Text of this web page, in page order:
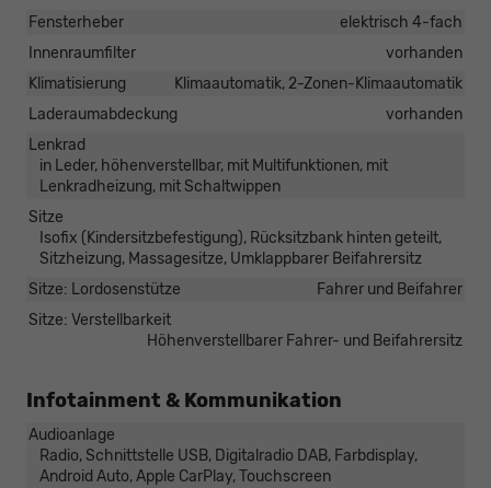
Fensterheber
elektrisch 4-fach
Innenraumfilter
vorhanden
Klimatisierung
Klimaautomatik, 2-Zonen-Klimaautomatik
Laderaumabdeckung
vorhanden
Lenkrad
in Leder, höhenverstellbar, mit Multifunktionen, mit
Lenkradheizung, mit Schaltwippen
Sitze
Isofix (Kindersitzbefestigung), Rücksitzbank hinten geteilt,
Sitzheizung, Massagesitze, Umklappbarer Beifahrersitz
Sitze: Lordosenstütze
Fahrer und Beifahrer
Sitze: Verstellbarkeit
Höhenverstellbarer Fahrer- und Beifahrersitz
Infotainment & Kommunikation
Audioanlage
Radio, Schnittstelle USB, Digitalradio DAB, Farbdisplay,
Android Auto, Apple CarPlay, Touchscreen